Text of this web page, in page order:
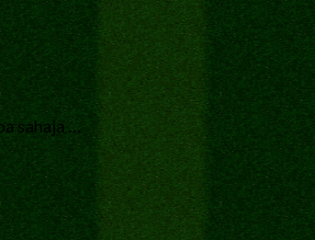
sahaja …